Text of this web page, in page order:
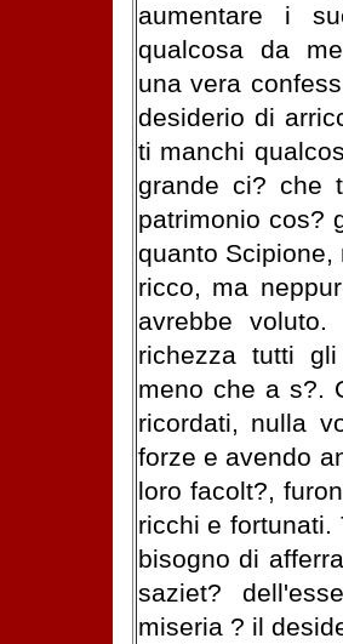
aumentare i
qualcosa da
una vera
desiderio di
ti manchi
grande ci? che
patrimonio cos?
quanto Scipione,
ricco, ma
avrebbe
richezza tutti
meno che a s?.
ricordati, nulla
forze e avendo
loro facolt?,
ricchi e
bisogno di
saziet?
miseria ? il